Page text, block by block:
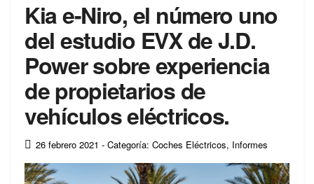
Kia e-Niro, el número uno
del estudio EVX de J.D.
Power sobre experiencia
de propietarios de
vehículos eléctricos.
26 febrero 2021 - Categoría: Coches Eléctricos, Informes